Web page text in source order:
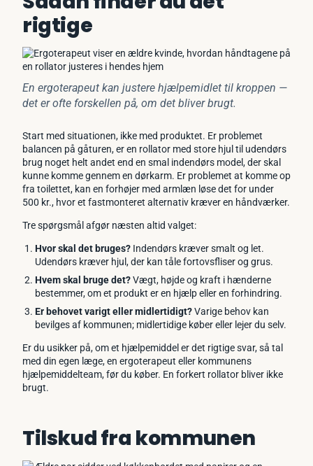
rigtige
En ergoterapeut kan justere hjælpemidlet til kroppen —
det er ofte forskellen på, om det bliver brugt.
Start med situationen, ikke med produktet. Er problemet
balancen på gåturen, er en rollator med store hjul til udendørs
brug noget helt andet end en smal indendørs model, der skal
kunne komme gennem en dørkarm. Er problemet at komme op
fra toilettet, kan en forhøjer med armlæn løse det for under
500 kr., hvor et fastmonteret alternativ kræver en håndværker.
Tre spørgsmål afgør næsten altid valget:
Hvor skal det bruges? Indendørs kræver smalt og let.
Udendørs kræver hjul, der kan tåle fortovsfliser og grus.
Hvem skal bruge det?Vægt, højde og kraft i hænderne
bestemmer, om et produkt er en hjælp eller en forhindring.
Er behovet varigt eller midlertidigt?Varige behov kan
bevilges af kommunen; midlertidige køber eller lejer du selv.
Er du usikker på, om et hjælpemiddel er det rigtige svar, så tal
med din egen læge, en ergoterapeut eller kommunens
hjælpemiddelteam, før du køber. En forkert rollator bliver ikke
brugt.
Tilskud fra kommunen